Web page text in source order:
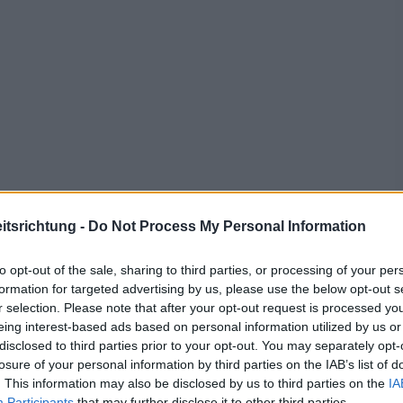
- Do Not Process My Personal Information
opt-out of the sale, sharing to third parties, or processing of your
for targeted advertising by us, please use the below opt-out
selection. Please note that after your opt-out request is processed
interest-based ads based on personal information utilized by us
to third parties prior to your opt-out. You may separately
of your personal information by third parties on the IAB’s list of
This information may also be disclosed by us to third parties on the
Herzkrankheit und
bekannt alsFranks Zeichen, kann ein Symptom für